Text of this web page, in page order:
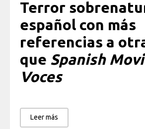
Terror
español con más
referencias a
que Spanish
Voces
Leer más